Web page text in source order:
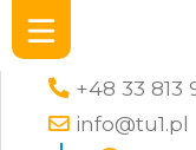
+48 33 813
info@tu1.pl